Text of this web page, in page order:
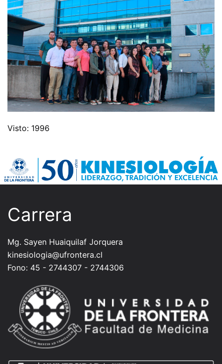
Visto: 1996
Carrera
Mg. Sayen Huaiquilaf Jorquera
kinesiologia@ufrontera.cl
Fono: 45 - 2744307 - 2744306